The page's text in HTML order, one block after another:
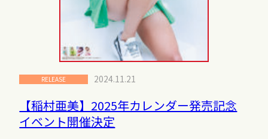
RELEASE 2024.11.21
【稲村亜美】2025年カレンダー発売記念
イベント開催決定